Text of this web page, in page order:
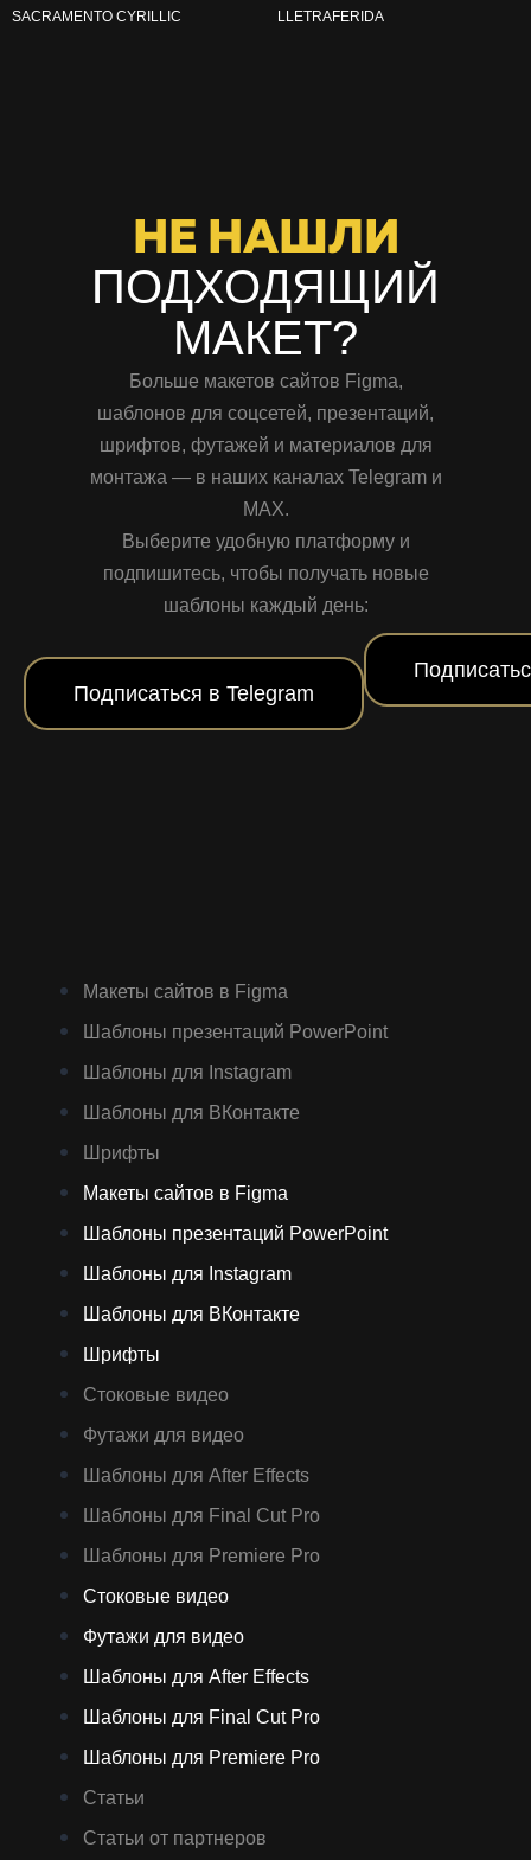
SACRAMENTO CYRILLIC LLETRAFERIDA
НЕ НАШЛИ
ПОДХОДЯЩИЙ
МАКЕТ?
Больше макетов сайтов Figma,
шаблонов для соцсетей, презентаций,
шрифтов, футажей и материалов для
монтажа — в наших каналах Telegram и
MAX.
Выберите удобную платформу и
подпишитесь, чтобы получать новые
шаблоны каждый день:
Подписаться в Telegram
Макеты сайтов в Figma
Шаблоны презентаций PowerPoint
Шаблоны для Instagram
Шаблоны для ВКонтакте
Шрифты
Макеты сайтов в Figma
Шаблоны презентаций PowerPoint
Шаблоны для Instagram
Шаблоны для ВКонтакте
Шрифты
Стоковые видео
Футажи для видео
Шаблоны для After Effects
Шаблоны для Final Cut Pro
Шаблоны для Premiere Pro
Стоковые видео
Футажи для видео
Шаблоны для After Effects
Шаблоны для Final Cut Pro
Шаблоны для Premiere Pro
Статьи
Статьи от партнеров